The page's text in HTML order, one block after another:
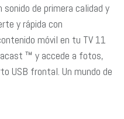
de primera calidad y
y rápida con
móvil en tu TV 11
™ y accede a fotos,
USB frontal. Un mundo de